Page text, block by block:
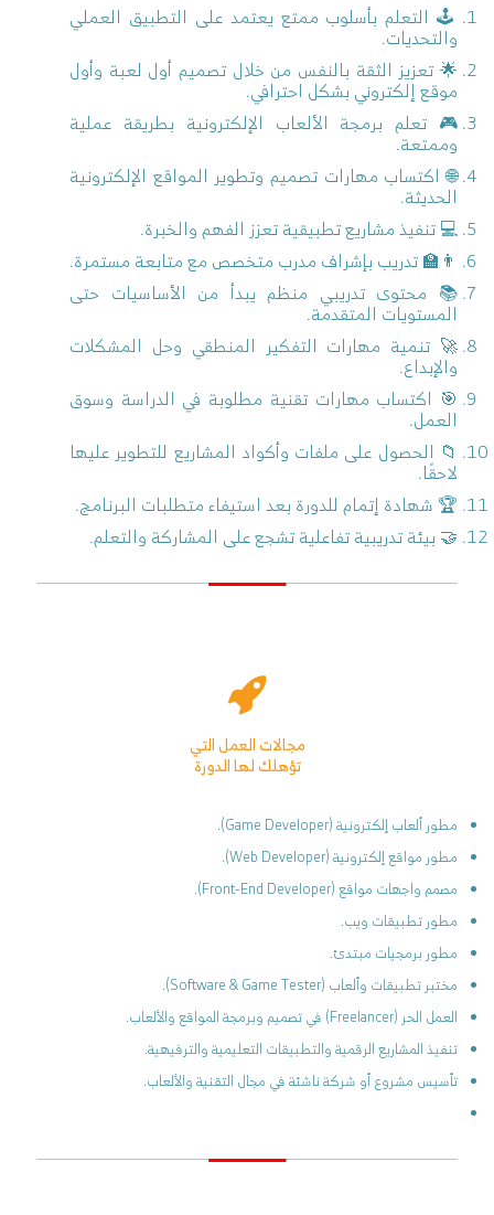
🕹️ التعلم بأسلوب ممتع يعتمد على التطبيق العملي
والتحديات.
🌟 تعزيز الثقة بالنفس من خلال تصميم أول لعبة وأول
موقع إلكتروني بشكل احترافي.
🎮 تعلم برمجة الألعاب الإلكترونية بطريقة عملية
وممتعة.
🌐 اكتساب مهارات تصميم وتطوير المواقع الإلكترونية
الحديثة.
💻 تنفيذ مشاريع تطبيقية تعزز الفهم والخبرة.
👨‍🏫 تدريب بإشراف مدرب متخصص مع متابعة مستمرة.
📚 محتوى تدريبي منظم يبدأ من الأساسيات حتى
المستويات المتقدمة.
🚀 تنمية مهارات التفكير المنطقي وحل المشكلات
والإبداع.
🎯 اكتساب مهارات تقنية مطلوبة في الدراسة وسوق
العمل.
📁 الحصول على ملفات وأكواد المشاريع للتطوير عليها
لاحقًا.
🏆 شهادة إتمام للدورة بعد استيفاء متطلبات البرنامج.
🤝 بيئة تدريبية تفاعلية تشجع على المشاركة والتعلم.
مجالات العمل التي
تؤهلك لها الدورة
مطور ألعاب إلكترونية (Game Developer).
مطور مواقع إلكترونية (Web Developer).
مصمم واجهات مواقع (Front-End Developer).
مطور تطبيقات ويب.
مطور برمجيات مبتدئ.
مختبر تطبيقات وألعاب (Software & Game Tester).
العمل الحر (Freelancer) في تصميم وبرمجة المواقع والألعاب.
تنفيذ المشاريع الرقمية والتطبيقات التعليمية والترفيهية.
تأسيس مشروع أو شركة ناشئة في مجال التقنية والألعاب.